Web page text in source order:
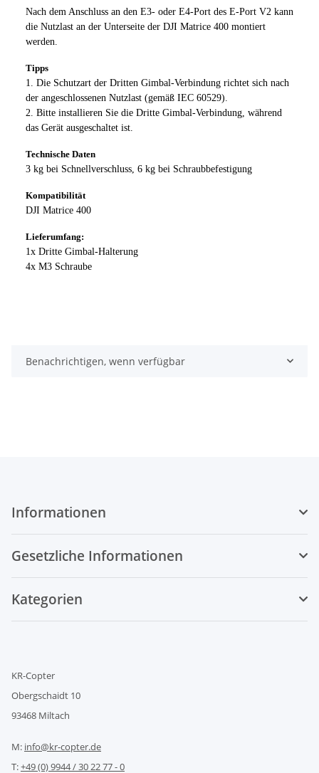
Nach dem Anschluss an den E3- oder E4-Port des E-Port V2 kann
die Nutzlast an der Unterseite der DJI Matrice 400 montiert
werden.
Tipps
1. Die Schutzart der Dritten Gimbal-Verbindung richtet sich nach
der angeschlossenen Nutzlast (gemäß IEC 60529).
2. Bitte installieren Sie die Dritte Gimbal-Verbindung, während
das Gerät ausgeschaltet ist.
Technische Daten
3 kg bei Schnellverschluss, 6 kg bei Schraubbefestigung
Kompatibilität
DJI Matrice 400
Lieferumfang:
1x Dritte Gimbal-Halterung
4x M3 Schraube
Benachrichtigen, wenn verfügbar
Informationen
Gesetzliche Informationen
Kategorien
KR-Copter
Obergschaidt 10
93468 Miltach
M: info@kr-copter.de
T:+49 (0) 9944 / 30 22 77 - 0